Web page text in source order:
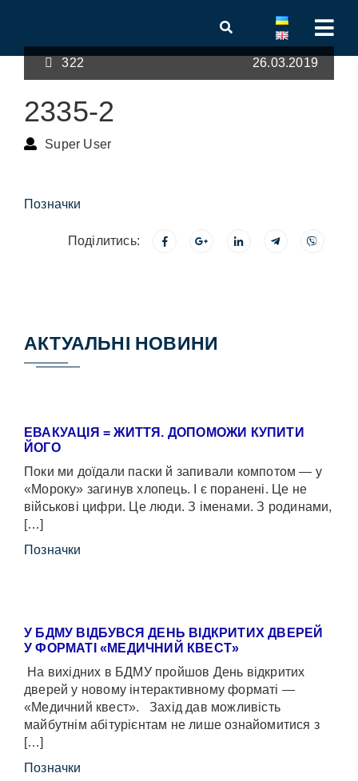
322 26.03.2019
2335-2
Super User
Позначки
Поділитись:
АКТУАЛЬНІ НОВИНИ
ЕВАКУАЦІЯ = ЖИТТЯ. ДОПОМОЖИ КУПИТИ
ЙОГО
Поки ми доїдали паски й запивали компотом — у
«Мороку» загинув хлопець. І є поранені. Це не
військові цифри. Це люди. З іменами. З родинами,
[…]
Позначки
У БДМУ ВІДБУВСЯ ДЕНЬ ВІДКРИТИХ ДВЕРЕЙ
У ФОРМАТІ «МЕДИЧНИЙ КВЕСТ»
На вихідних в БДМУ пройшов День відкритих
дверей у новому інтерактивному форматі —
«Медичний квест». Захід дав можливість
майбутнім абітурієнтам не лише ознайомитися з
[…]
Позначки